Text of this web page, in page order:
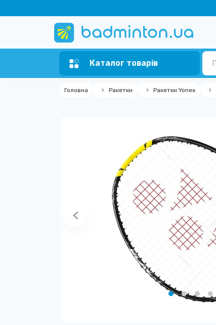
Каталог товарів
Головна Ракетки Ракетки Yonex